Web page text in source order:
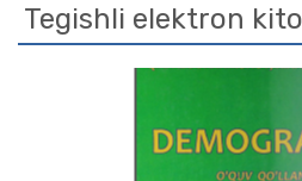
Tegishli elektron